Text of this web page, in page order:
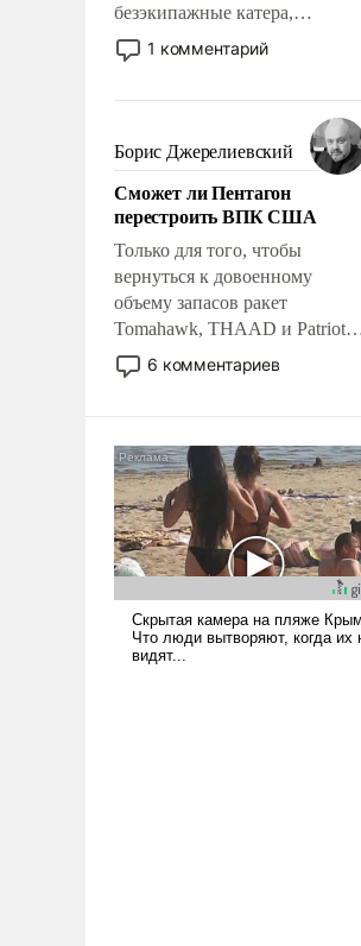
безэкипажные катера,
применение которых уже
стало обыденностью. Задача по
сложна и амбициозна. Однако
и ее реализация радикально
поднимет наши боевые
возможности.
1 комментарий
Борис Джерелиевский
Сможет ли Пентагон
перестроить ВПК США
Только для того, чтобы
вернуться к довоенному
объему запасов ракет
Tomahawk, THAAD и Patriot
США потребуется более трех
лет. Даже небольшая война с
Сложившаяся ситуация
означает многолетний период
уязвимости США, например,
перед Китаем.
6 комментариев